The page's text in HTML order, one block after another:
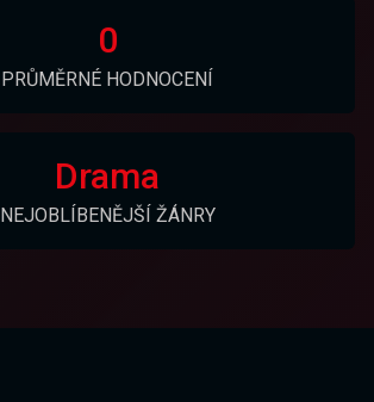
0
PRŮMĚRNÉ HODNOCENÍ
Drama
NEJOBLÍBENĚJŠÍ ŽÁNRY